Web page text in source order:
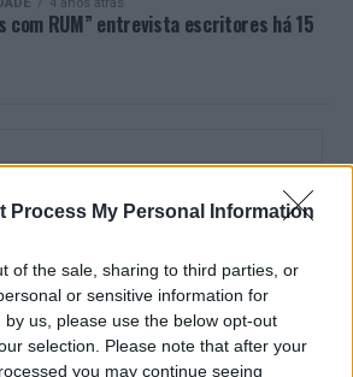
Process My Personal Information
of the sale, sharing to third parties, or
or sensitive information for
us, please use the below opt-out
selection. Please note that after your
you may continue seeing
com RUM” entrevista escritores há 15
RECENTES
“comprometer” a criatividade antes
genéticas, diz neurocientista
2026” regressou ao circuito ATP
Luca Van Assche